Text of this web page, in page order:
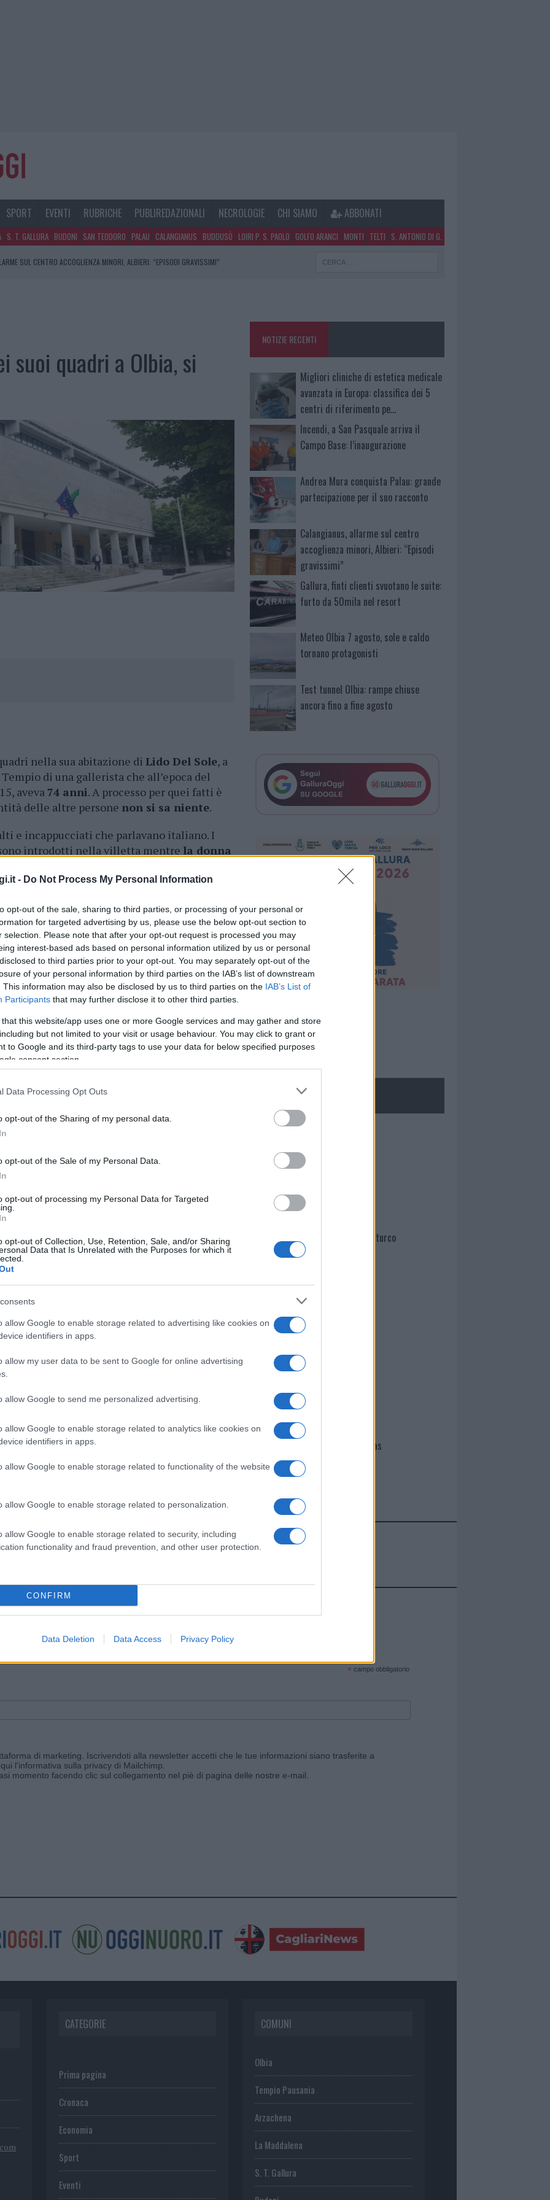
- Do Not Process My Personal Information
opt-out of the sale, sharing to third parties, or processing of your personal or
for targeted advertising by us, please use the below opt-out section to
selection. Please note that after your opt-out request is processed you may
interest-based ads based on personal information utilized by us or personal
to third parties prior to your opt-out. You may separately opt-out of the
of your personal information by third parties on the IAB’s list of downstream
This information may also be disclosed by us to third parties on the IAB’s List of
Participants that may further disclose it to other third parties.
that this website/app uses one or more Google services and may gather and store
but not limited to your visit or usage behaviour. You may click to grant or
to Google and its third-party tags to use your data for below specified purposes
consent section.
Data Processing Opt Outs
opt-out of the Sharing of my personal data.
opt-out of the Sale of my Personal Data.
opt-out of processing my Personal Data for Targeted
opt-out of Collection, Use, Retention, Sale, and/or Sharing
Data that Is Unrelated with the Purposes for which it
allow Google to enable storage related to advertising like cookies on
identifiers in apps.
allow my user data to be sent to Google for online advertising
allow Google to send me personalized advertising.
allow Google to enable storage related to analytics like cookies on
identifiers in apps.
allow Google to enable storage related to functionality of the website
allow Google to enable storage related to personalization.
allow Google to enable storage related to security, including
functionality and fraud prevention, and other user protection.
CONFIRM
Data Deletion Data Access Privacy Policy
SPORT EVENTI RUBRICHE PUBLIREDAZIONALI NECROLOGIE CHI SIAMO ABBONATI
S. T. GALLURA BUDONI SAN TEODORO PALAU CALANGIANUS BUDDUSÒ LOIRI P. S. PAOLO GOLFO ARANCI MONTI TELTI S. ANTONIO DI G.
SVUOTANO LE SUITE: FURTO DA 50MILA NEL RESORT
ACCOGLIENZA MINORI, ALBIERI: “EPISODI GRAVISSIMI”
suoi quadri a Olbia, si
nella sua abitazione di Lido Del Sole, a
di una gallerista che all’epoca del
aveva74 anni. A processo per quei fatti è
delle altre persone non si sa niente.
e incappucciati che parlavano italiano. I
introdotti nella villetta mentre la donna
delle fascette, hanno prelevato 20 dipinti
di 3 milioni e mezzo di euro
conte che aveva un castello tra laLiguriae
, ma l’anziana è riuscita a rievocare che tempo
di vendere queidipinti, ma lei lo aveva
avrebbe preso la metà del valore della
unantiquario, col quale aveva stipulato una
è finito a processo per rapina in
non si conosce l’identità, mentresono
altre 3 persone.
cliccandoqui
nella sezione
Tempio
Prossimo articolo
NOTIZIE RECENTI
Migliori cliniche di estetica medicale
avanzata in Europa: classifica dei 5
centri di riferimento pe…
Incendi, a San Pasquale arriva il
Campo Base: l’inaugurazione
Andrea Mura conquista Palau: grande
partecipazione per il suo racconto
Calangianus, allarme sul centro
accoglienza minori, Albieri: “Episodi
gravissimi”
Gallura, finti clienti svuotano le suite:
furto da 50mila nel resort
Meteo Olbia 7 agosto, sole e caldo
tornano protagonisti
Test tunnel Olbia: rampe chiuse
ancora fino a fine agosto
NECROLOGIE
Martina Agostina Diturco
I nostri cari
I nostri cari
Giovannimaria Cabras
Invia un Comunicato Stampa|Pubblicità|Segnala
e ricevi le nostre email periodiche contenenti le ultime notizie pubblicate sul sito web!
* campo obbligatorio
di marketing. Iscrivendoti alla newsletter accetti che le tue informazioni siano trasferite a
l'informativa sulla privacy di Mailchimp
momento facendo clic sul collegamento nel piè di pagina delle nostre e-mail.
CATEGORIE
Prima pagina
Cronaca
Economia
Sport
Eventi
COMUNI
Olbia
Tempio Pausania
Arzachena
La Maddalena
S. T. Gallura